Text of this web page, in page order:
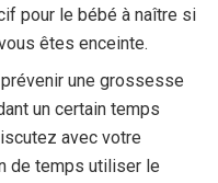
pour le bébé à naître si
êtes enceinte.
une grossesse
un certain temps
avec votre
de temps utiliser le